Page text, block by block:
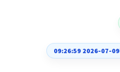
2026-07-09 09:26:59